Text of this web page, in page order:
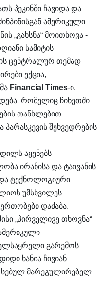
პეკინში ჩავიდა და
ამერიკული
„გახსნა“ მოითხოვა -
სამიტის
ცენტრალურ თემად
ექცია,
Financial Times-ი.
რომელიც ჩინეთში
თანხლებით
პარასკევის შეხვედრების
აყენებს
ირანისა და ტაივანის
ტექნოლოგიური
უმსხვილეს
დაძაბა.
„პირველივე თხოვნა“
ამერიკული
გარემოს
ხანია ჩივიან
მარეგულირებელ